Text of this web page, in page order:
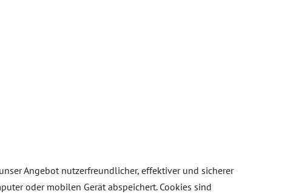
Angebot nutzerfreundlicher, effektiver und sicherer
oder mobilen Gerät abspeichert. Cookies sind